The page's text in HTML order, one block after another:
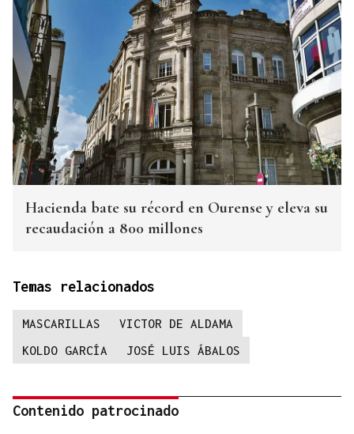
Hacienda bate su récord en Ourense y eleva su
recaudación a 800 millones
Temas relacionados
MASCARILLAS
VICTOR DE ALDAMA
KOLDO GARCÍA
JOSÉ LUIS ÁBALOS
Contenido patrocinado